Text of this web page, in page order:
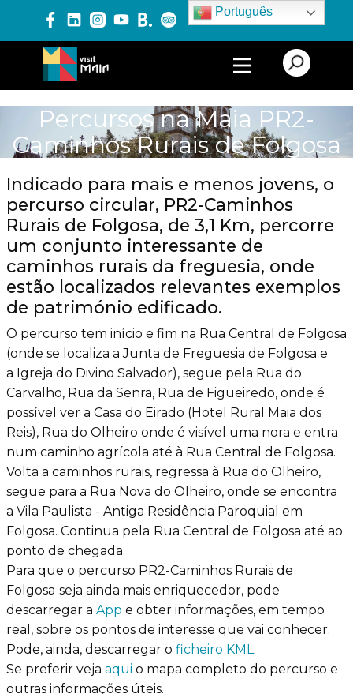
Português
PRODUTOS E SERVIÇOS
EXPERIÊNCIAS
EVENTOS
BLOG
Percursos na Maia PR2-
Caminhos Rurais de Folgosa
Indicado para mais e menos jovens, o
percurso circular, PR2-Caminhos
Rurais de Folgosa, de 3,1 Km, percorre
um conjunto interessante de
caminhos rurais da freguesia, onde
estão localizados relevantes exemplos
de património edificado.
O percurso tem início e fim na Rua Central de Folgosa
(onde se localiza a Junta de Freguesia de Folgosa e
a Igreja do Divino Salvador), segue pela Rua do
Carvalho, Rua da Senra, Rua de Figueiredo, onde é
possível ver a Casa do Eirado (Hotel Rural Maia dos
Reis), Rua do Olheiro onde é visível uma nora e entra
num caminho agrícola até à Rua Central de Folgosa.
Volta a caminhos rurais, regressa à Rua do Olheiro,
segue para a Rua Nova do Olheiro, onde se encontra
a Vila Paulista - Antiga Residência Paroquial em
Folgosa. Continua pela Rua Central de Folgosa até ao
ponto de chegada.
Para que o percurso PR2-Caminhos Rurais de
Folgosa seja ainda mais enriquecedor, pode
descarregar a App e obter informações, em tempo
real, sobre os pontos de interesse que vai conhecer.
Pode, ainda, descarregar o ficheiro KML.
Se preferir veja aqui o mapa completo do percurso e
outras informações úteis.